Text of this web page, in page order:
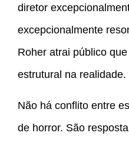
diretor
excepcionalmente
Roher atrai público
estrutural na realidade.
Não há conflito entre
de horror. São